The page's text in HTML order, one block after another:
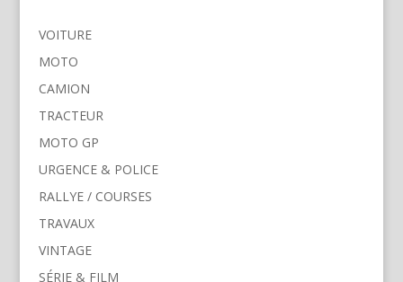
VOITURE
MOTO
CAMION
TRACTEUR
MOTO GP
URGENCE & POLICE
RALLYE / COURSES
TRAVAUX
VINTAGE
SÉRIE & FILM